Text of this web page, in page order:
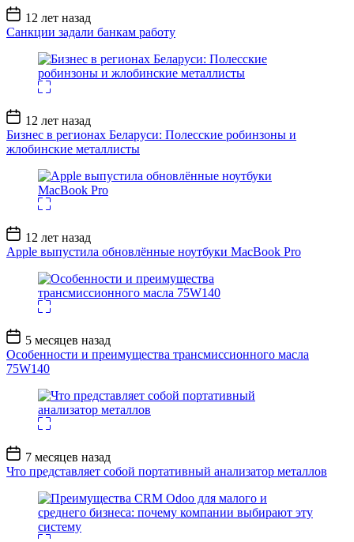
Дата
записи
12 лет назад
Санкции задали банкам работу
Дата
записи
12 лет назад
Бизнес в регионах Беларуси: Полесские робинзоны и
жлобинские металлисты
Дата
записи
12 лет назад
Apple выпустила обновлённые ноутбуки MacBook Pro
Дата
записи
5 месяцев назад
Особенности и преимущества трансмиссионного масла
75W140
Дата
записи
7 месяцев назад
Что представляет собой портативный анализатор металлов